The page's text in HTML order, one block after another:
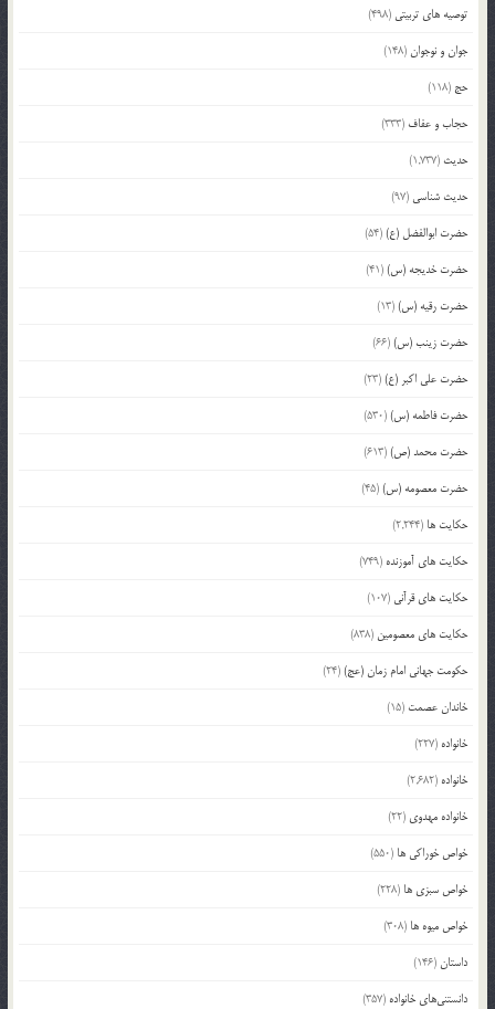
توصیه های تربیتی (498)
جوان و نوجوان(148)
حج (118)
حجاب و عفاف (333)
حدیث (1,737)
حدیث شناسی (97)
حضرت ابوالفضل (ع)(54)
حضرت خدیجه (س)(41)
حضرت رقیه (س)(13)
حضرت زینب (س)(66)
حضرت علی اکبر (ع)(23)
حضرت فاطمه (س)(530)
حضرت محمد (ص)(613)
حضرت معصومه (س)(45)
حکایت ها (2,244)
حکایت های آموزنده (749)
حکایت های قرآنی (107)
حکایت های معصومین (838)
حکومت جهانی امام زمان (عج)(24)
خاندان عصمت (15)
خانواده (227)
خانواده (2,682)
خانواده مهدوی (22)
خواص خوراکی ها (550)
خواص سبزی ها (228)
خواص میوه ها (308)
داستان(146)
دانستنی‌های خانواده (357)